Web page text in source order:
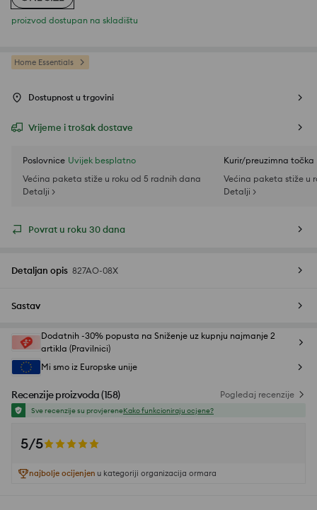
proizvod dostupan na skladištu
Home Essentials
Dostupnost u trgovini
Vrijeme i trošak dostave
Poslovnice Uvijek besplatno
Većina paketa stiže u roku od 5 radnih dana
Detalji >
Kurir/preuzimna točka
Većina paketa stiže u
Detalji >
Povrat u roku 30 dana
Detaljan opis 827AO-08X
Sastav
Dodatnih -30% popusta na Sniženje uz kupnju najmanje 2
artikla (Pravilnici)
Mi smo iz Europske unije
Recenzije proizvoda(158) Pogledaj recenzije
Sve recenzije su provjereneKako funkcioniraju ocjene?
5/5
najbolje ocijenjen u kategoriji organizacija ormara